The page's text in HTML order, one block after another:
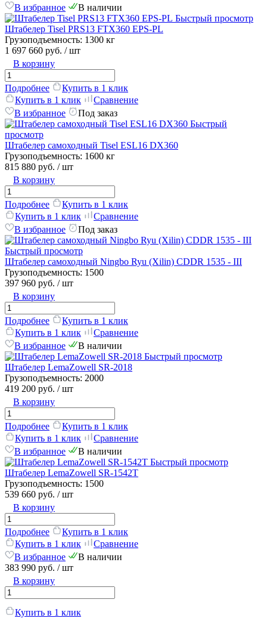
В избранное
В наличии
Быстрый просмотр
Штабелер Tisel PRS13 FTX360 EPS-PL
Грузоподъемность: 1300 кг
1 697 660 руб. / шт
В корзину
Подробнее
Купить в 1 клик
Купить в 1 клик
Сравнение
В избранное
Под заказ
Быстрый
просмотр
Штабелер самоходный Tisel ESL16 DX360
Грузоподъемность: 1600 кг
815 880 руб. / шт
В корзину
Подробнее
Купить в 1 клик
Купить в 1 клик
Сравнение
В избранное
Под заказ
Быстрый просмотр
Штабелер самоходный Ningbo Ryu (Xilin) CDDR 1535 - III
Грузоподъемность: 1500
397 960 руб. / шт
В корзину
Подробнее
Купить в 1 клик
Купить в 1 клик
Сравнение
В избранное
В наличии
Быстрый просмотр
Штабелер LemaZowell SR-2018
Грузоподъемность: 2000
419 200 руб. / шт
В корзину
Подробнее
Купить в 1 клик
Купить в 1 клик
Сравнение
В избранное
В наличии
Быстрый просмотр
Штабелер LemaZowell SR-1542T
Грузоподъемность: 1500
539 660 руб. / шт
В корзину
Подробнее
Купить в 1 клик
Купить в 1 клик
Сравнение
В избранное
В наличии
383 990 руб. / шт
В корзину
Купить в 1 клик